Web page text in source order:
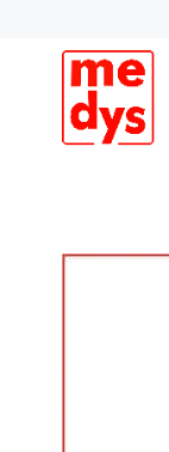
contenido